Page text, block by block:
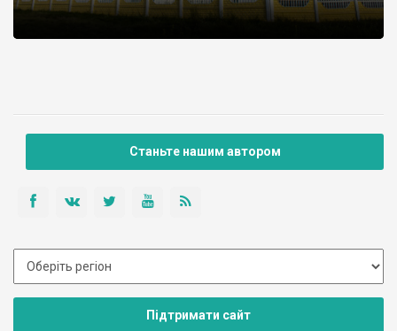
Станьте нашим автором
Підтримати сайт